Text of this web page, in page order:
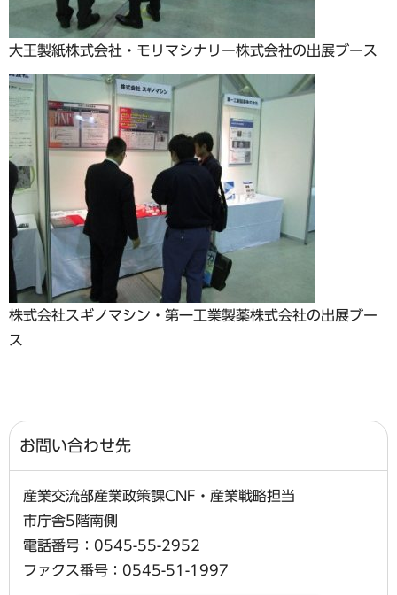
大王製紙株式会社・モリマシナリー株式会社の出展ブース
株式会社スギノマシン・第一工業製薬株式会社の出展ブー
ス
お問い合わせ先
産業交流部産業政策課CNF・産業戦略担当
市庁舎5階南側
電話番号：0545-55-2952
ファクス番号：0545-51-1997